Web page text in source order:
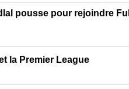
pousse pour rejoindre
la Premier League